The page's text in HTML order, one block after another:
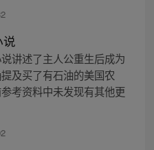
讲述了主人公重生后成为
及买了有石油的美国农
考资料中未发现有其他更